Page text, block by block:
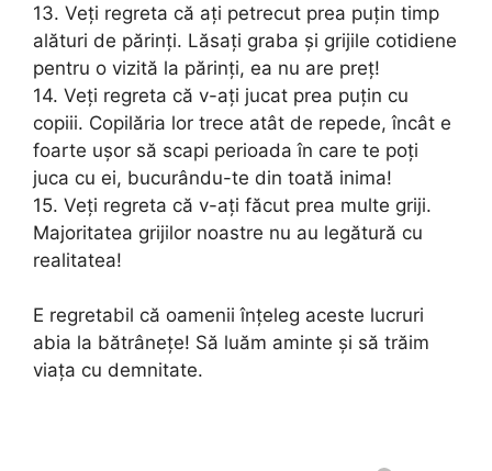
13. Veți regreta că ați petrecut prea puțin timp
alături de părinți. Lăsați graba și grijile cotidiene
pentru o vizită la părinți, ea nu are preț!
14. Veți regreta că v-ați jucat prea puțin cu
copiii. Copilăria lor trece atât de repede, încât e
foarte ușor să scapi perioada în care te poți
juca cu ei, bucurându-te din toată inima!
15. Veți regreta că v-ați făcut prea multe griji.
Majoritatea grijilor noastre nu au legătură cu
realitatea!
E regretabil că oamenii înțeleg aceste lucruri
abia la bătrânețe! Să luăm aminte și să trăim
viața cu demnitate.